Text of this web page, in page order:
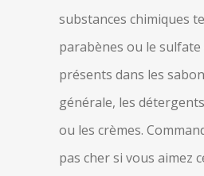
substances chimiques
parabènes ou le sulfate
présents dans les
générale, les
ou les crèmes.
pas cher si vous aimez